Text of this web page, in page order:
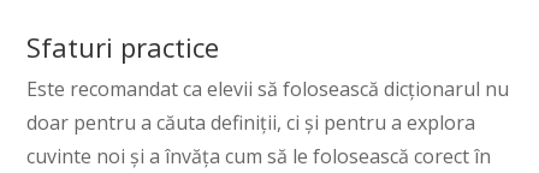
Sfaturi practice
Este recomandat ca elevii să folosească dicționarul nu
doar pentru a căuta definiții, ci și pentru a explora
cuvinte noi și a învăța cum să le folosească corect în